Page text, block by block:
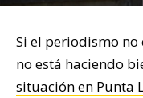
Si el periodismo no
no está haciendo
situación en Punta